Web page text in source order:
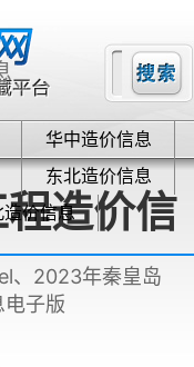
华中造价信息
东北造价信息
造价信息造价信
、2023年秦皇岛
子版